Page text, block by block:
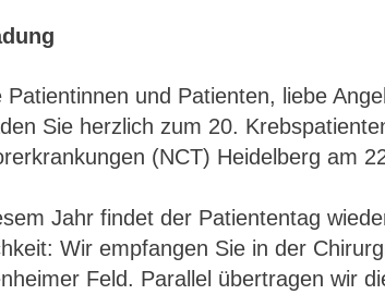
Patientinnen und Patienten, liebe
Sie herzlich zum 20.
(NCT) Heidelberg am
Jahr findet der Patiententag
Wir empfangen Sie in der
Feld. Parallel übertragen wir